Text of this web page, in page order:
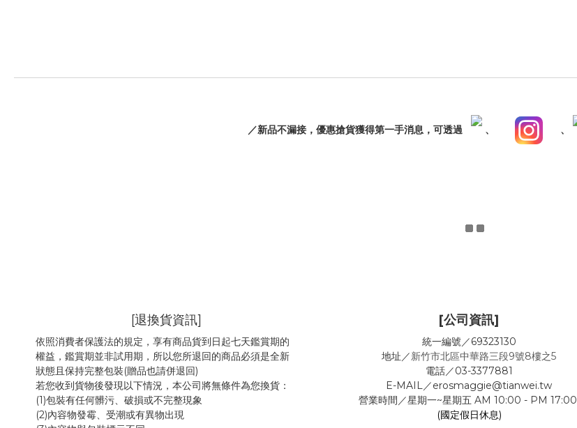
／新品不漏接，優惠搶貨獲得第一手消息，可透過 、 、
[退換貨資訊]
依照消費者保護法的規定，享有商品貨到日起七天鑑賞期的
權益，鑑賞期並非試用期，所以您所退回的商品必須是全新
狀態且保持完整包裝(贈品也請併退回)
若您收到貨物後發現以下情況，本公司將無條件為您換貨：
(1)包裝有任何髒污、破損或不完整現象
(2)內容物發霉、 受潮或有異物出現
[公司資訊]
統一編號／69323130
地址／新竹市北區中華路三段9號8樓之5
電話／03-3377881
E-MAIL／erosmaggie@tianwei.tw
營業時間／星期一~星期五 AM 10:00 - PM 17:00
(國定假日休息)